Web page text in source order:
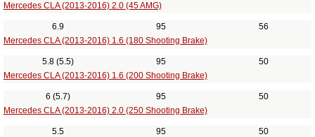
Mercedes CLA (2013-2016) 2.0 (45 AMG)
6.9 95
56
Mercedes CLA (2013-2016) 1.6 (180 Shooting Brake)
5.8 (5.5) 95
50
Mercedes CLA (2013-2016) 1.6 (200 Shooting Brake)
6 (5.7) 95
50
Mercedes CLA (2013-2016) 2.0 (250 Shooting Brake)
5.5 95
50